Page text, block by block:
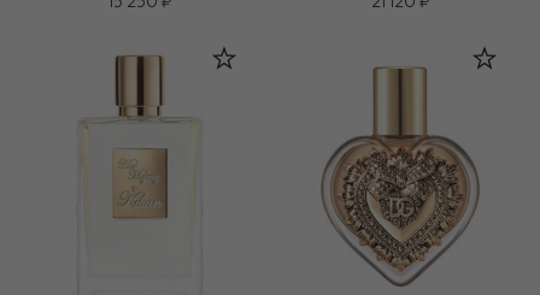
15 250 ₽
21 120 ₽